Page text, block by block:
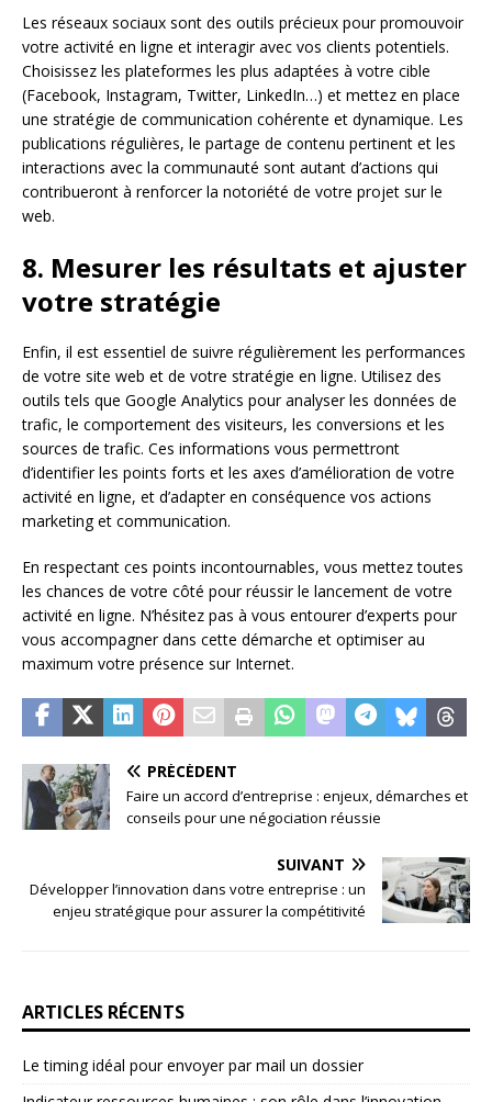
Les réseaux sociaux sont des outils précieux pour promouvoir
votre activité en ligne et interagir avec vos clients potentiels.
Choisissez les plateformes les plus adaptées à votre cible
(Facebook, Instagram, Twitter, LinkedIn…) et mettez en place
une stratégie de communication cohérente et dynamique. Les
publications régulières, le partage de contenu pertinent et les
interactions avec la communauté sont autant d’actions qui
contribueront à renforcer la notoriété de votre projet sur le
web.
8. Mesurer les résultats et ajuster
votre stratégie
Enfin, il est essentiel de suivre régulièrement les performances
de votre site web et de votre stratégie en ligne. Utilisez des
outils tels que Google Analytics pour analyser les données de
trafic, le comportement des visiteurs, les conversions et les
sources de trafic. Ces informations vous permettront
d’identifier les points forts et les axes d’amélioration de votre
activité en ligne, et d’adapter en conséquence vos actions
marketing et communication.
En respectant ces points incontournables, vous mettez toutes
les chances de votre côté pour réussir le lancement de votre
activité en ligne. N’hésitez pas à vous entourer d’experts pour
vous accompagner dans cette démarche et optimiser au
maximum votre présence sur Internet.
PRÉCÉDENT
Faire un accord d’entreprise : enjeux, démarches et
conseils pour une négociation réussie
SUIVANT
Développer l’innovation dans votre entreprise : un
enjeu stratégique pour assurer la compétitivité
ARTICLES RÉCENTS
Le timing idéal pour envoyer par mail un dossier